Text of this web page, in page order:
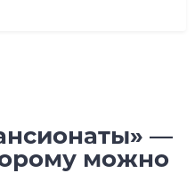
—
можно